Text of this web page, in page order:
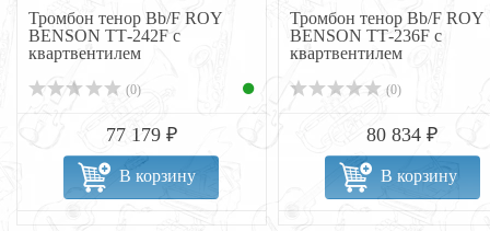
Тромбон тенор Bb/F ROY
BENSON ТТ-242F с
квартвентилем
(0)
77 179 ₽
В корзину
Тромбон тенор Bb/F ROY
BENSON ТТ-236F с
квартвентилем
(0)
80 834 ₽
В корзину